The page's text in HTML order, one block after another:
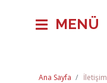
MENÜ
Ana Sayfa İletişim